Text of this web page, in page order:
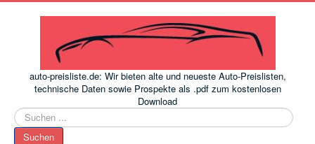
auto-preisliste.de: Wir bieten alte und neueste Auto-Preislisten,
technische Daten sowie Prospekte als .pdf zum kostenlosen
Download
Suchen
...
Suchen